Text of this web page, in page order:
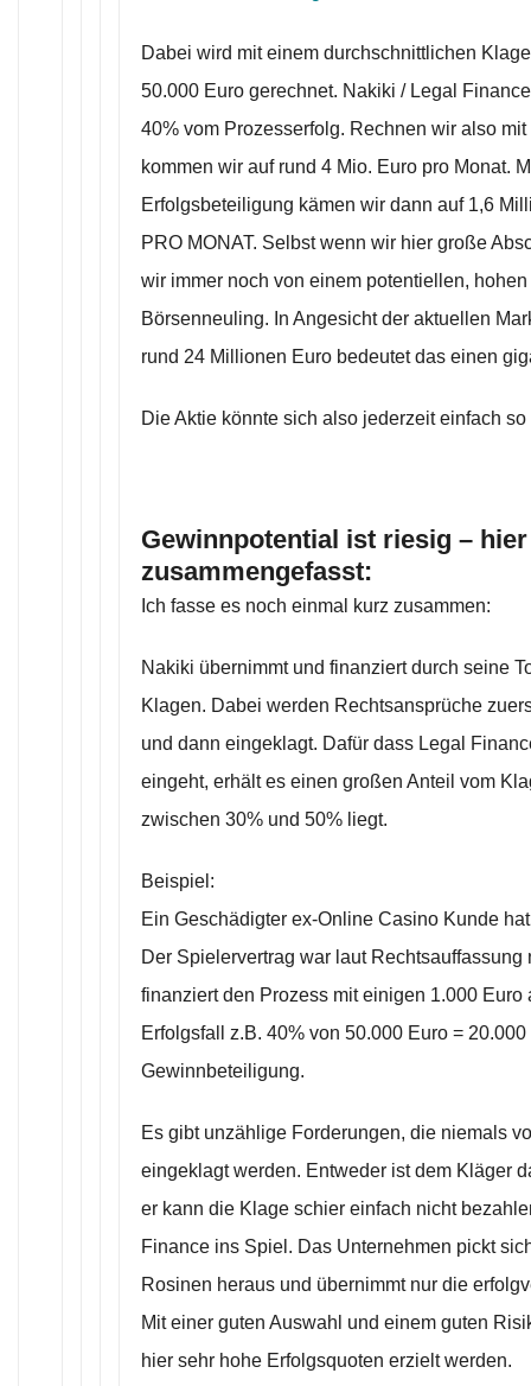
Dabei wird mit einem durchschnittlichen
50.000 Euro gerechnet. Nakiki / Legal
40% vom Prozesserfolg. Rechnen wir also
kommen wir auf rund 4 Mio. Euro pro Monat.
Erfolgsbeteiligung kämen wir dann auf 1,6
PRO MONAT. Selbst wenn wir hier große
wir immer noch von einem potentiellen,
Börsenneuling. In Angesicht der aktuellen
rund 24 Millionen Euro bedeutet das einen
Die Aktie könnte sich also jederzeit einfach
Gewinnpotential ist riesig – hier
zusammengefasst:
Ich fasse es noch einmal kurz zusammen:
Nakiki übernimmt und finanziert durch seine
Klagen. Dabei werden Rechtsansprüche
und dann eingeklagt. Dafür dass Legal
eingeht, erhält es einen großen Anteil vom
zwischen 30% und 50% liegt.
Beispiel:
Ein Geschädigter ex-Online Casino Kunde
Der Spielervertrag war laut
finanziert den Prozess mit einigen 1.000 Euro
Erfolgsfall z.B. 40% von 50.000 Euro =
Gewinnbeteiligung.
Es gibt unzählige Forderungen, die niemals
eingeklagt werden. Entweder ist dem Kläger
er kann die Klage schier einfach nicht
Finance ins Spiel. Das Unternehmen pickt
Rosinen heraus und übernimmt nur die
Mit einer guten Auswahl und einem guten
hier sehr hohe Erfolgsquoten erzielt werden.